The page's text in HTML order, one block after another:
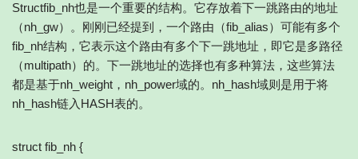
Structfib_nh也是一个重要的结构。它存放着下一跳路由的地址
（nh_gw）。刚刚已经提到，一个路由（fib_alias）可能有多个
fib_nh结构，它表示这个路由有多个下一跳地址，即它是多路径
（multipath）的。下一跳地址的选择也有多种算法，这些算法
都是基于nh_weight，nh_power域的。nh_hash域则是用于将
nh_hash链入HASH表的。
struct fib_nh {